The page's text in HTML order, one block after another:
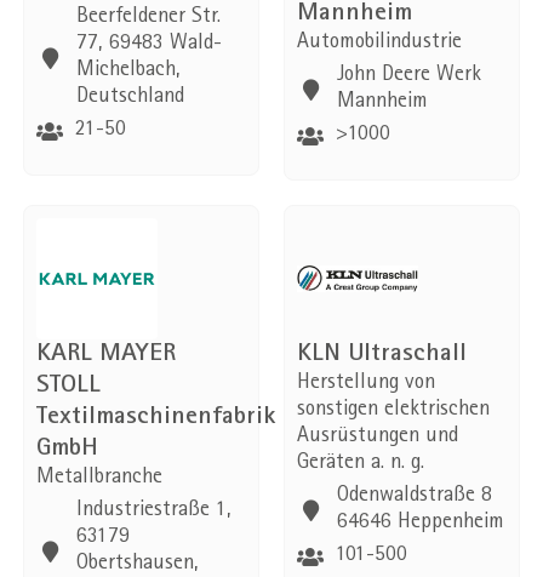
Beerfeldener Str.
77, 69483 Wald-
Michelbach,
Deutschland
21-50
Mannheim
Automobilindustrie
John Deere Werk
Mannheim
>1000
KARL MAYER
STOLL
Textilmaschinenfabrik
GmbH
Metallbranche
Industriestraße 1,
63179
Obertshausen,
KLN Ultraschall
Herstellung von
sonstigen elektrischen
Ausrüstungen und
Geräten a. n. g.
Odenwaldstraße 8
64646 Heppenheim
101-500